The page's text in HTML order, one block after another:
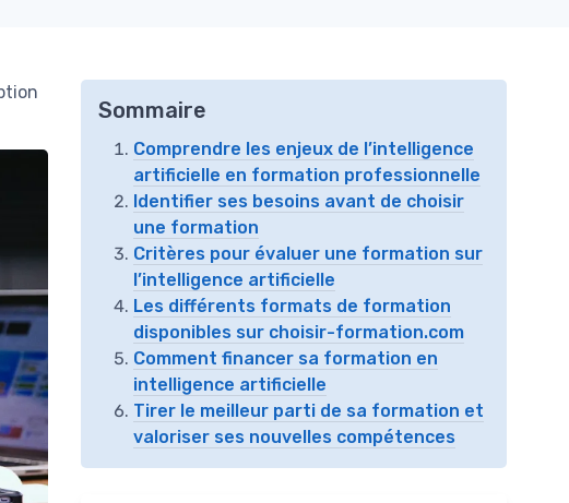
Sommaire
Comprendre les enjeux de l’intelligence
artificielle en formation professionnelle
Identifier ses besoins avant de choisir
une formation
Critères pour évaluer une formation sur
l’intelligence artificielle
Les différents formats de formation
disponibles sur choisir-formation.com
Comment financer sa formation en
intelligence artificielle
Tirer le meilleur parti de sa formation et
valoriser ses nouvelles compétences